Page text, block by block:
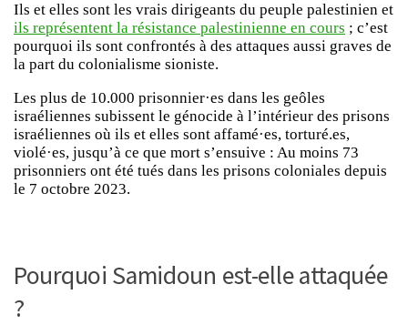
Ils et elles sont les vrais dirigeants du peuple palestinien et
ils représentent la résistance palestinienne en cours ; c’est
pourquoi ils sont confrontés à des attaques aussi graves de
la part du colonialisme sioniste.
Les plus de 10.000 prisonnier·es dans les geôles
israéliennes subissent le génocide à l’intérieur des prisons
israéliennes où ils et elles sont affamé·es, torturé.es,
violé·es, jusqu’à ce que mort s’ensuive : Au moins 73
prisonniers ont été tués dans les prisons coloniales depuis
le 7 octobre 2023.
Pourquoi Samidoun est-elle attaquée
?